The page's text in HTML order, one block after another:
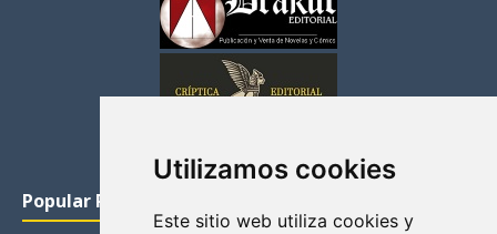
Utilizamos cookies
Este sitio web utiliza cookies y
Popular Posts